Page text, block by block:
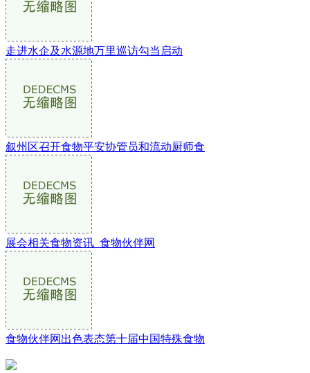
走进水企及水源地万里巡访勾当启动
叙州区召开食物平安协管员和流动厨师食
展会相关食物资讯_食物伙伴网
食物伙伴网出色表态第十届中国特殊食物